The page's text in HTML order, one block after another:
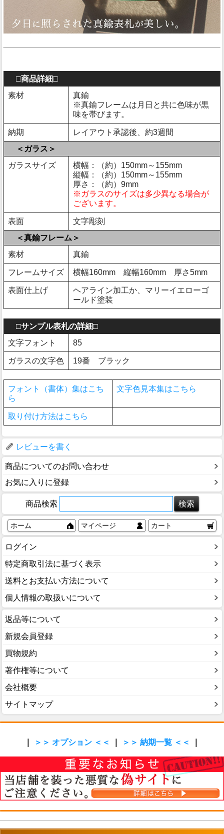
□商品詳細□
素材
真鍮
※真鍮フレームは月日と共に色味が黒
味を帯びます。
納期
レイアウト承認後、約3週間
＜ガラス＞
ガラスサイズ
横幅：（約）150mm～155mm
縦幅：（約）150mm～155mm
厚さ：（約）9mm
※ガラスのサイズは多少異なる場合が
ございます。
表面
文字彫刻
＜真鍮フレーム＞
素材
真鍮
フレームサイズ 横幅160mm 縦幅160mm 厚さ5mm
表面仕上げ
ヘアライン加工か、マリーイエローゴ
ールド塗装
□サンプル表札の詳細□
文字フォント
85
ガラスの文字色 19番 ブラック
フォント（書体）集はこち
ら
文字色見本集はこちら
取り付け方法はこちら
レビューを書く
商品についてのお問い合わせ
お気に入りに登録
商品検索
ホーム マイページ カート
ログイン
特定商取引法に基づく表示
送料とお支払い方法について
個人情報の取扱いについて
返品等について
新規会員登録
買物規約
著作権等について
会社概要
サイトマップ
＞＞ オプション ＜＜ ＞＞ 納期一覧 ＜＜